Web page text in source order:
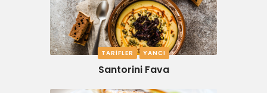
TARIFLER YANCI
Santorini Fava